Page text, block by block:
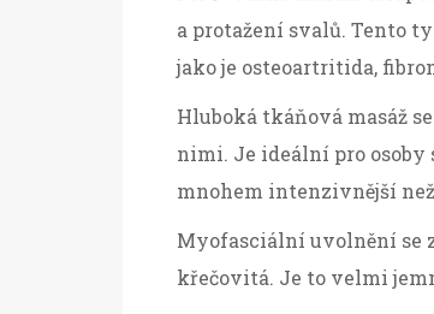
a protažení svalů. Tento
jako je osteoartritida,
Hluboká tkáňová masáž
nimi. Je ideální pro
mnohem intenzivnější
Myofasciální uvolnění se
křečovitá. Je to velmi